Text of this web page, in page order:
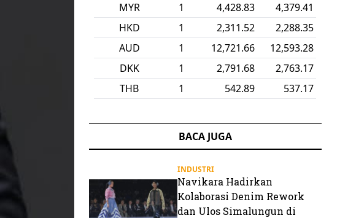
MYR
1 4,428.83
4,379.41
HKD
1 2,311.52
2,288.35
AUD
1 12,721.66
12,593.28
DKK
1 2,791.68
2,763.17
THB
1 542.89 537.17
BACA JUGA
INDUSTRI
Navikara Hadirkan
Kolaborasi Denim Rework
dan Ulos Simalungun di